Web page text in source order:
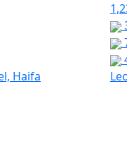
Haifa